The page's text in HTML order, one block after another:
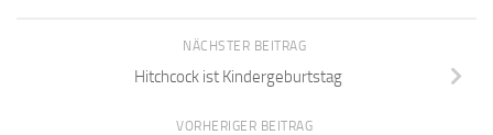
NÄCHSTER BEITRAG
Hitchcock ist Kindergeburtstag
VORHERIGER BEITRAG